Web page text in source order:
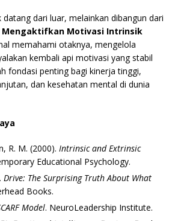
dari luar, melainkan dibangun dari
Mengaktifkan Motivasi Intrinsik
memahami otaknya, mengelola
kembali api motivasi yang stabil
fondasi penting bagi kinerja tinggi,
dan kesehatan mental di dunia
R. M. (2000). Intrinsic and Extrinsic
Educational Psychology.
Drive: The Surprising Truth About What
Books.
Model. NeuroLeadership Institute.